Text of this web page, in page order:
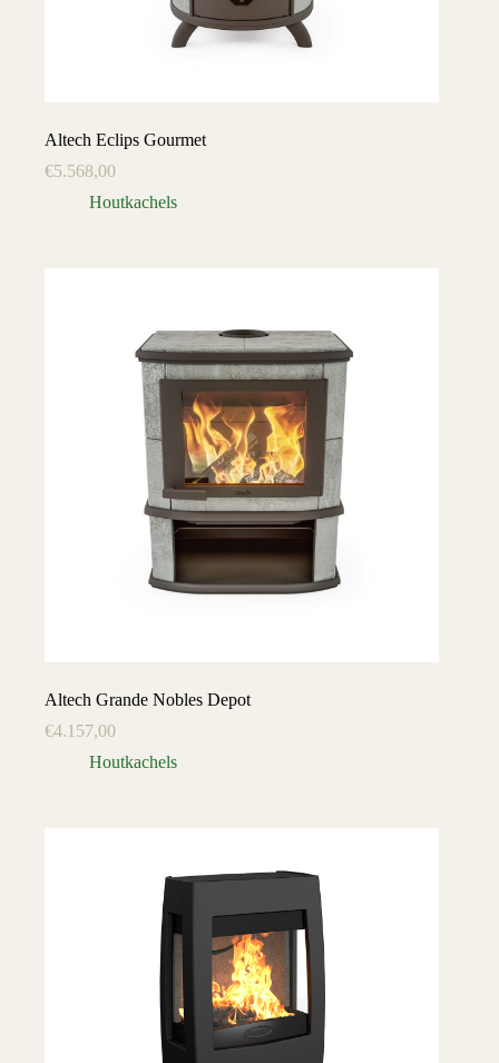
Altech Eclips Gourmet
€5.568,00
Houtkachels
Altech Grande Nobles Depot
€4.157,00
Houtkachels